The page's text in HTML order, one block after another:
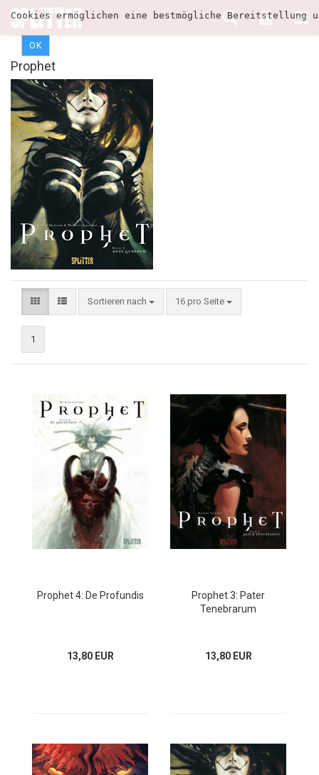
Cookies ermöglichen eine bestmögliche
OK
Prophet
Sortieren nach 16 pro Seite
1
Prophet 4: De Profundis
13,80 EUR
Prophet 3: Pater
Tenebrarum
13,80 EUR